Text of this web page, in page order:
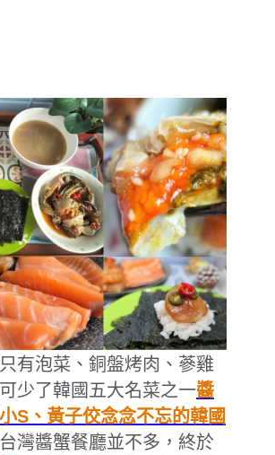
有泡菜、銅盤烤肉、蔘雞
少了韓國五大名菜之一醬
小S、黃子佼念念不忘的韓國
灣醬蟹餐廳並不多，終於